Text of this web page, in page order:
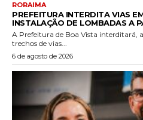
RORAIMA
PREFEITURA INTERDITA VIAS
INSTALAÇÃO DE LOMBADAS A
A Prefeitura de Boa Vista interditará,
trechos de vias...
6 de agosto de 2026